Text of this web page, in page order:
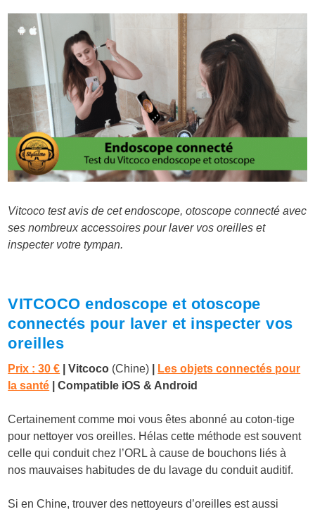
Vitcoco test avis de cet endoscope, otoscope connecté avec
ses nombreux accessoires pour laver vos oreilles et
inspecter votre tympan.
VITCOCO endoscope et otoscope
connectés pour laver et inspecter vos
oreilles
Prix : 30 € | Vitcoco (Chine)
Les objets connectés pour
la santé | Compatible iOS & Android
Certainement comme moi vous êtes abonné au coton-tige
pour nettoyer vos oreilles. Hélas cette méthode est souvent
celle qui conduit chez l’ORL à cause de bouchons liés à
nos mauvaises habitudes de du lavage du conduit auditif.
Si en Chine, trouver des nettoyeurs d’oreilles est aussi